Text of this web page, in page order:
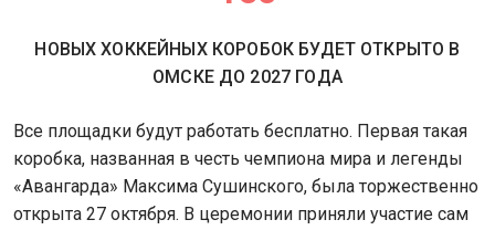
НОВЫХ ХОККЕЙНЫХ КОРОБОК БУДЕТ ОТКРЫТО В
ОМСКЕ ДО 2027 ГОДА
Все площадки будут работать бесплатно. Первая такая
коробка, названная в честь чемпиона мира и легенды
«Авангарда» Максима Сушинского, была торжественно
открыта 27 октября. В церемонии приняли участие сам